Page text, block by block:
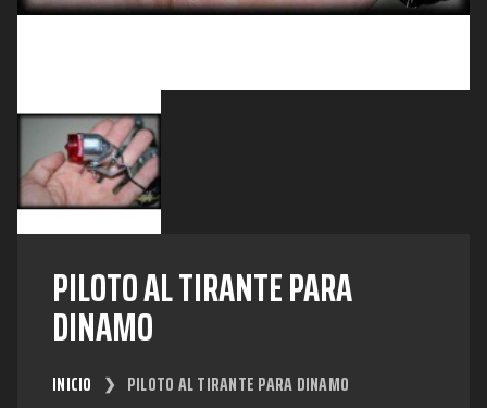
PILOTO AL TIRANTE PARA
DINAMO
INICIO PILOTO AL TIRANTE PARA DINAMO